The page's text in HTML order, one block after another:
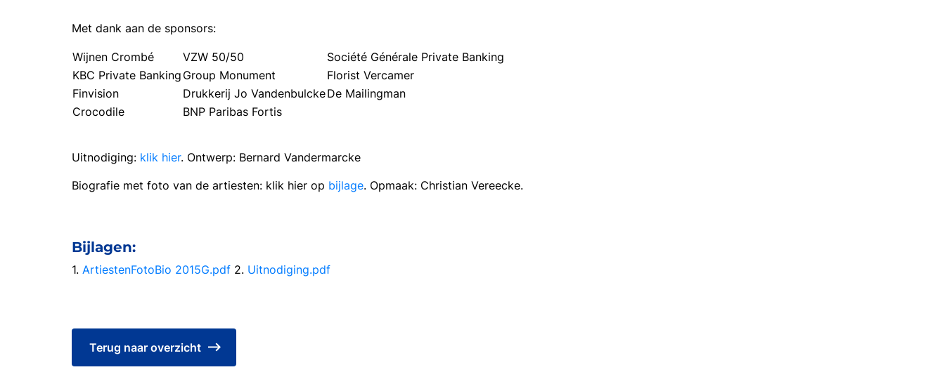
Met dank aan de sponsors:
Wijnen Crombé VZW 50/50
Société Générale Private Banking
KBC Private Banking Group Monument
Florist Vercamer
Finvision
Drukkerij Jo VandenbulckeDe Mailingman
Crocodile
BNP Paribas Fortis
Uitnodiging: klik hier. Ontwerp: Bernard Vandermarcke
Biografie met foto van de artiesten: klik hier op bijlage. Opmaak: Christian Vereecke.
Bijlagen:
1. ArtiestenFotoBio 2015G.pdf 2. Uitnodiging.pdf
Terug naar overzicht